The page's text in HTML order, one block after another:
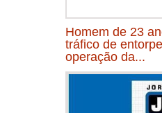
Homem de 23
tráfico de
operação da...